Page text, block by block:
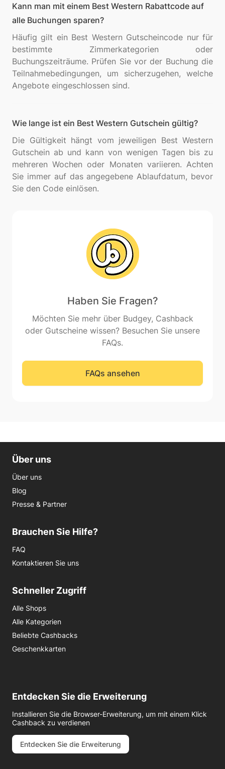
Kann man mit einem Best Western Rabattcode auf
alle Buchungen sparen?
Häufig gilt ein Best Western Gutscheincode nur für
bestimmte Zimmerkategorien oder
Buchungszeiträume. Prüfen Sie vor der Buchung die
Teilnahmebedingungen, um sicherzugehen, welche
Wie lange ist ein Best Western Gutschein gültig?
Die Gültigkeit hängt vom jeweiligen Best Western
Gutschein ab und kann von wenigen Tagen bis zu
mehreren Wochen oder Monaten variieren. Achten
Sie immer auf das angegebene Ablaufdatum, bevor
Haben Sie Fragen?
Möchten Sie mehr über Budgey, Cashback
oder Gutscheine wissen? Besuchen Sie unsere
FAQs.
FAQs ansehen
Über uns
Über uns
Blog
Presse & Partner
Brauchen Sie Hilfe?
FAQ
Kontaktieren Sie uns
Schneller Zugriff
Alle Shops
Alle Kategorien
Beliebte Cashbacks
Geschenkkarten
Entdecken Sie die Erweiterung
Installieren Sie die Browser-Erweiterung, um mit einem Klick
Cashback zu verdienen
Entdecken Sie die Erweiterung